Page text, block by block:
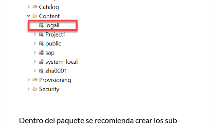
Dentro del paquete se recomienda crear los sub-